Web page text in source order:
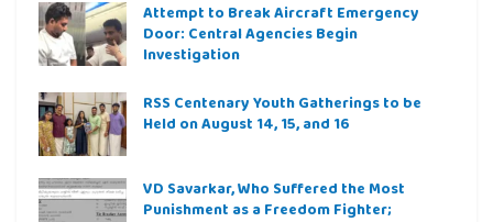
Attempt to Break Aircraft Emergency
Door: Central Agencies Begin
Investigation
RSS Centenary Youth Gatherings to be
Held on August 14, 15, and 16
VD Savarkar, Who Suffered the Most
Punishment as a Freedom Fighter;